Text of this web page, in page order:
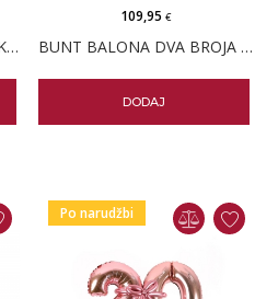
POKLON BOX - MEDO, ČOKOLADA I DEHIDRIRANA RUŽA BUNT BALONA DVA BROJA ZA ROĐENDAN I BOX CVIJEĆA VELIKI
109,95 €
DODAJ
Po narudžbi